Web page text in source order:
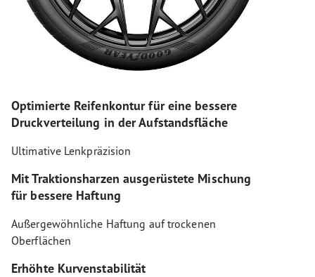
Optimierte Reifenkontur für eine bessere
Druckverteilung in der Aufstandsfläche
Ultimative Lenkpräzision
Mit Traktionsharzen ausgerüstete Mischung
für bessere Haftung
Außergewöhnliche Haftung auf trockenen
Oberflächen
Erhöhte Kurvenstabilität